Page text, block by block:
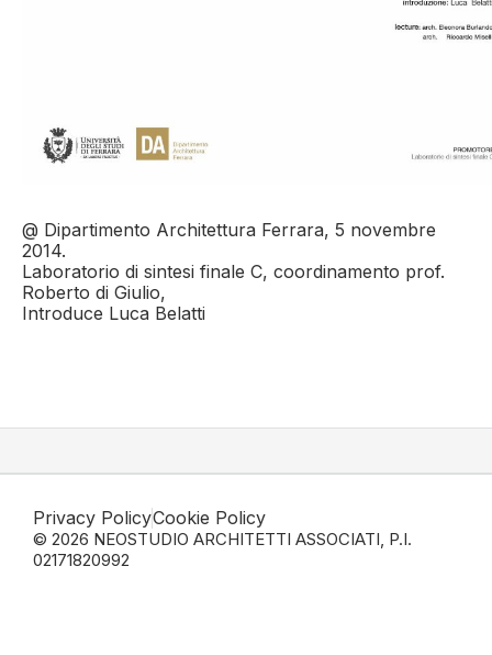
@ Dipartimento Architettura Ferrara, 5 novembre
2014.
Laboratorio di sintesi finale C, coordinamento prof.
Roberto di Giulio,
Introduce Luca Belatti
Privacy PolicyCookie Policy
© 2026 NEOSTUDIO ARCHITETTI ASSOCIATI, P.I.
02171820992